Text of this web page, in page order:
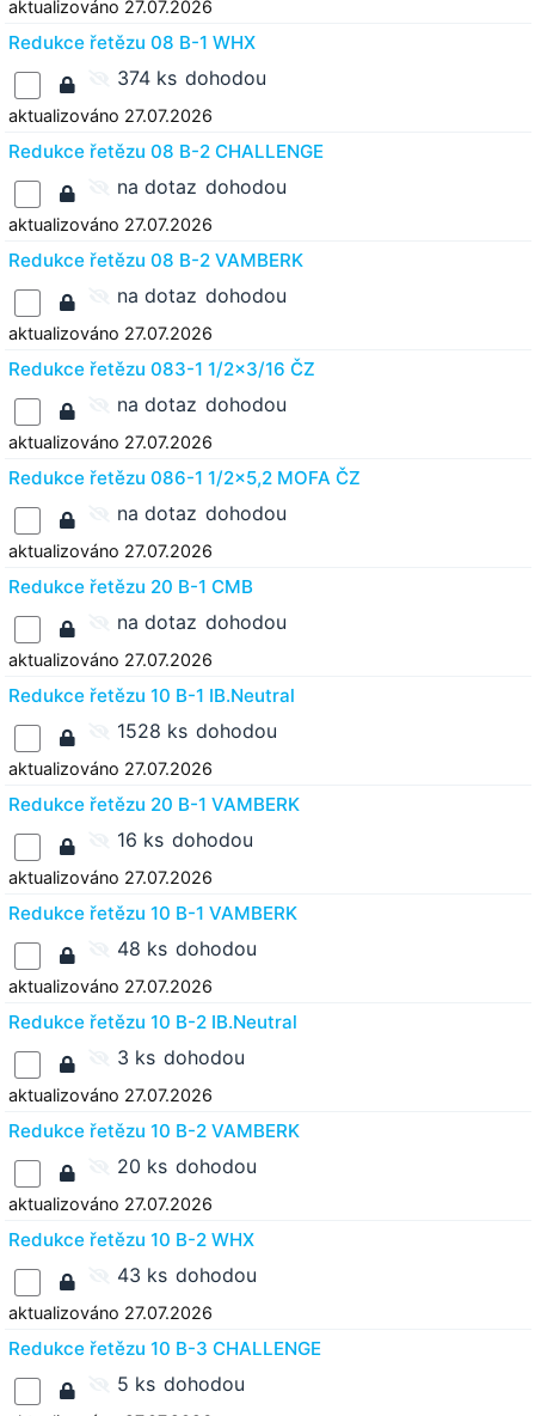
aktualizováno 27.07.2026
Redukce řetězu 08 B-1 WHX
374 ks dohodou
aktualizováno 27.07.2026
Redukce řetězu 08 B-2 CHALLENGE
na dotaz dohodou
aktualizováno 27.07.2026
Redukce řetězu 08 B-2 VAMBERK
na dotaz dohodou
aktualizováno 27.07.2026
Redukce řetězu 083-1 1/2x3/16 ČZ
na dotaz dohodou
aktualizováno 27.07.2026
Redukce řetězu 086-1 1/2x5,2 MOFA ČZ
na dotaz dohodou
aktualizováno 27.07.2026
Redukce řetězu 20 B-1 CMB
na dotaz dohodou
aktualizováno 27.07.2026
Redukce řetězu 10 B-1 IB.Neutral
1528 ks dohodou
aktualizováno 27.07.2026
Redukce řetězu 20 B-1 VAMBERK
16 ks dohodou
aktualizováno 27.07.2026
Redukce řetězu 10 B-1 VAMBERK
48 ks dohodou
aktualizováno 27.07.2026
Redukce řetězu 10 B-2 IB.Neutral
3 ks dohodou
aktualizováno 27.07.2026
Redukce řetězu 10 B-2 VAMBERK
20 ks dohodou
aktualizováno 27.07.2026
Redukce řetězu 10 B-2 WHX
43 ks dohodou
aktualizováno 27.07.2026
Redukce řetězu 10 B-3 CHALLENGE
5 ks dohodou